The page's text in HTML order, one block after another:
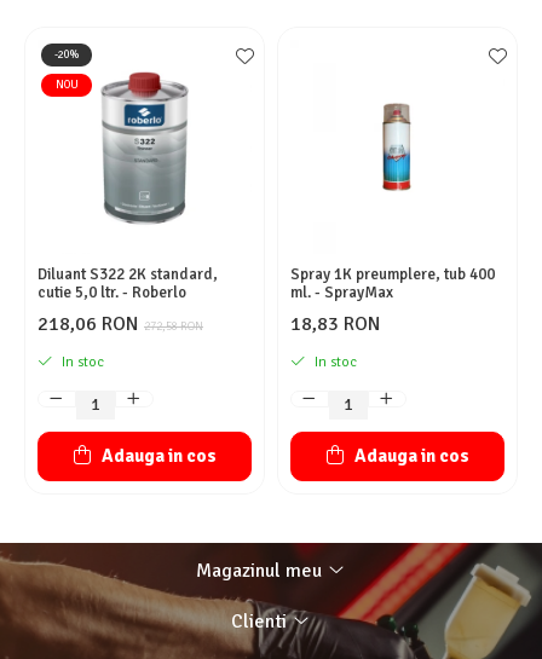
-20%
NOU
Diluant S322 2K standard,
cutie 5,0 ltr. - Roberlo
272,58 RON
218,06 RON
In stoc
Adauga in cos
Spray 1K preumplere, tub 400
ml. - SprayMax
18,83 RON
In stoc
Adauga in cos
Magazinul meu
Clienti